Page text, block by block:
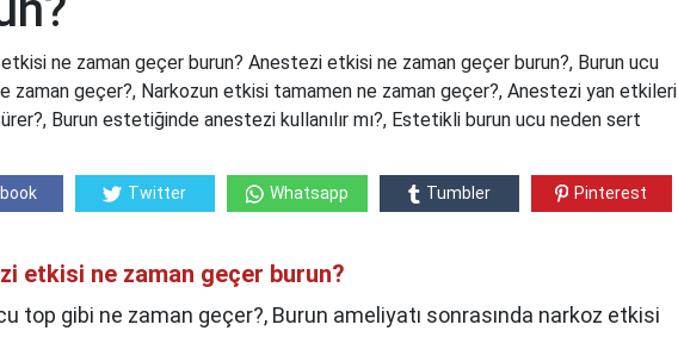
ne zaman geçer burun? Anestezi etkisi ne zaman geçer burun?, Burun ucu
zaman geçer?, Narkozun etkisi tamamen ne zaman geçer?, Anestezi yan etkileri
Burun estetiğinde anestezi kullanılır mı?, Estetikli burun ucu neden sert
Twitter Whatsapp Tumbler Pinterest
etkisi ne zaman geçer burun?
top gibi ne zaman geçer?, Burun ameliyatı sonrasında narkoz etkisi